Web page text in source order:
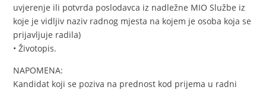
uvjerenje ili potvrda poslodavca iz nadležne MIO Službe iz
koje je vidljiv naziv radnog mjesta na kojem je osoba koja se
prijavljuje radila)
• Životopis.
NAPOMENA:
Kandidat koji se poziva na prednost kod prijema u radni